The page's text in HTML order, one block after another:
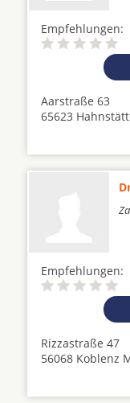
Empfehlungen:
Aarstraße 63
65623
Empfehlungen:
Rizzastraße 47
56068 Koblenz